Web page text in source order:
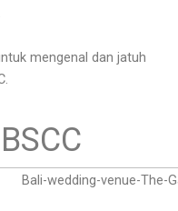
mengenal dan jatuh